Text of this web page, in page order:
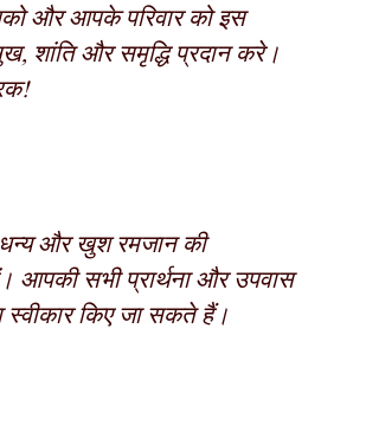
और आपके परिवार को इस
शांति और समृद्धि प्रदान करे।
और खुश रमजान की
आपकी सभी प्रार्थना और उपवास
स्वीकार किए जा सकते हैं।